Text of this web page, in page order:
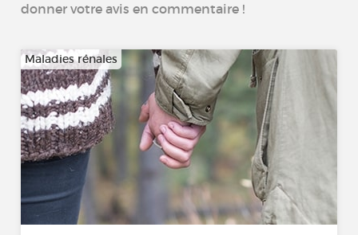
donner votre avis en commentaire !
Maladies rénales